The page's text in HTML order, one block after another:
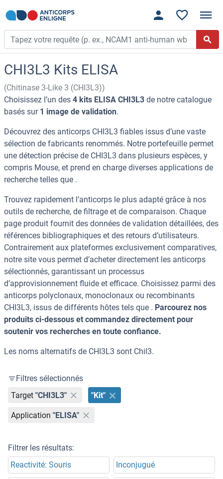
CHI3L3 Kits ELISA
(Chitinase 3-Like 3 (CHI3L3))
Choisissez l’un des 4 kits ELISA CHI3L3 de notre catalogue
basés sur 1 image de validation.
Découvrez des anticorps CHI3L3 fiables issus d’une vaste
sélection de fabricants renommés. Notre portefeuille permet
une détection précise de CHI3L3 dans plusieurs espèces, y
compris Mouse, et prend en charge diverses applications de
recherche telles que .
Trouvez rapidement l’anticorps le plus adapté grâce à nos
outils de recherche, de filtrage et de comparaison. Chaque
page produit fournit des données de validation détaillées, des
références bibliographiques et des retours d’utilisateurs.
Contrairement aux plateformes exclusivement comparatives,
notre site vous permet d’acheter directement les anticorps
sélectionnés, garantissant un processus
d’approvisionnement fluide et efficace. Choisissez parmi des
anticorps polyclonaux, monoclonaux ou recombinants
CHI3L3, issus de différents hôtes tels que . Parcourez nos
produits ci-dessous et commandez directement pour
soutenir vos recherches en toute confiance.
Les noms alternatifs de CHI3L3 sont Chil3.
Filtres sélectionnés
Target "CHI3L3" "Kit"
Application "ELISA"
Filtrer les résultats:
Reactivité: Souris
Inconjugué